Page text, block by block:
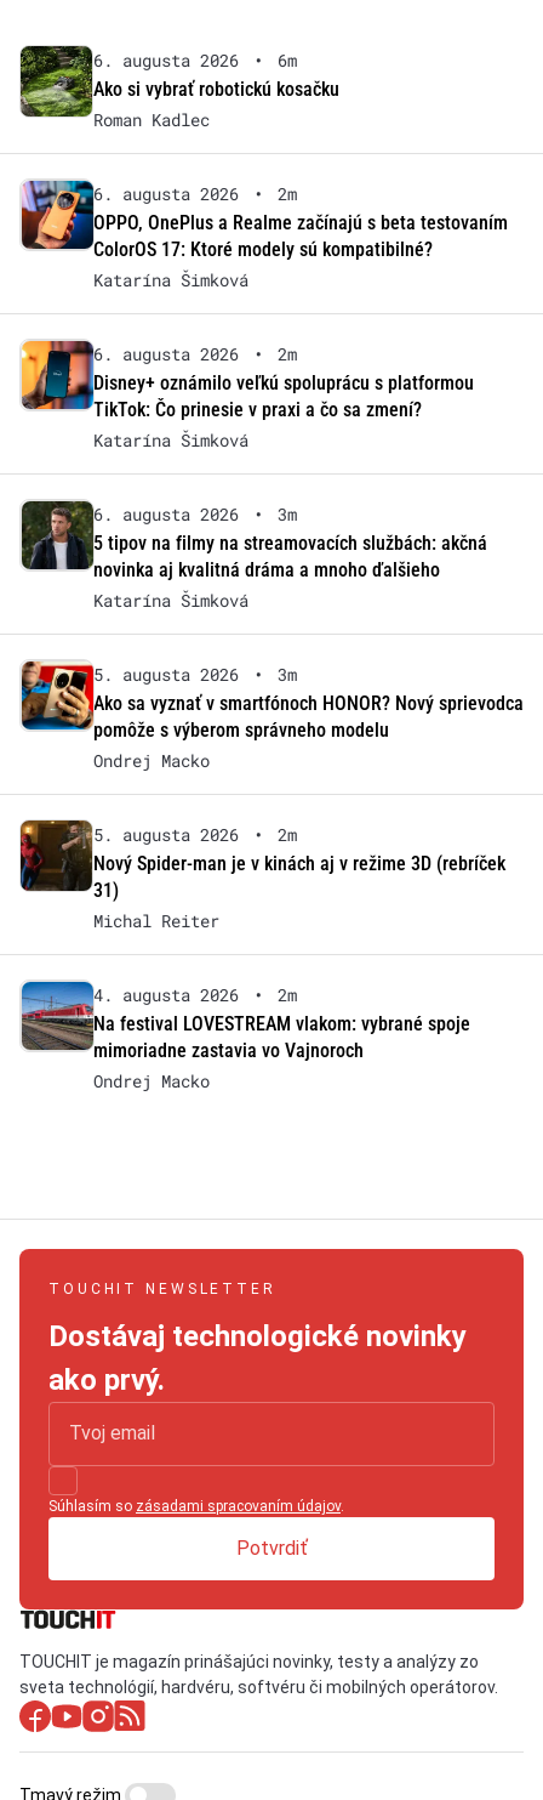
6. augusta 2026 •
6m
Ako si vybrať robotickú kosačku
Roman Kadlec
6. augusta 2026 •
2m
OPPO, OnePlus a Realme začínajú s beta testovaním
ColorOS 17: Ktoré modely sú kompatibilné?
Katarína Šimková
6. augusta 2026 •
2m
Disney+ oznámilo veľkú spoluprácu s platformou
TikTok: Čo prinesie v praxi a čo sa zmení?
Katarína Šimková
6. augusta 2026 •
3m
5 tipov na filmy na streamovacích službách: akčná
novinka aj kvalitná dráma a mnoho ďalšieho
Katarína Šimková
5. augusta 2026 •
3m
Ako sa vyznať v smartfónoch HONOR? Nový sprievodca
pomôže s výberom správneho modelu
Ondrej Macko
5. augusta 2026 •
2m
Nový Spider-man je v kinách aj v režime 3D (rebríček
31)
Michal Reiter
4. augusta 2026 •
2m
Na festival LOVESTREAM vlakom: vybrané spoje
mimoriadne zastavia vo Vajnoroch
Ondrej Macko
TOUCHIT NEWSLETTER
Dostávaj technologické novinky
ako prvý.
Súhlasím so zásadami spracovaním údajov.
Potvrdiť
TOUCHIT je magazín prinášajúci novinky, testy a analýzy zo
sveta technológií, hardvéru, softvéru či mobilných operátorov.
Tmavý režim